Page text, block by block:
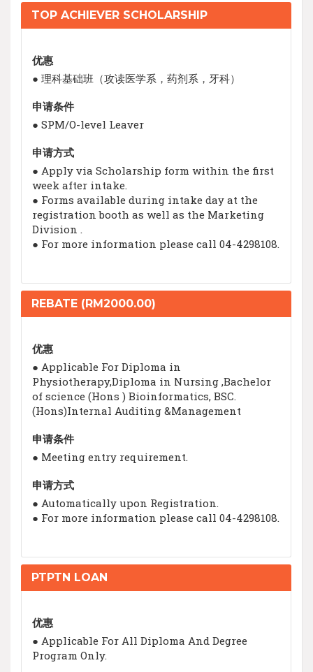
TOP ACHIEVER SCHOLARSHIP
优惠
● 理科基础班（攻读医学系，药剂系，牙科）
申请条件
● SPM/O-level Leaver
申请方式
● Apply via Scholarship form within the first
week after intake.
● Forms available during intake day at the
registration booth as well as the Marketing
Division .
● For more information please call 04-4298108.
REBATE (RM2000.00)
优惠
● Applicable For Diploma in
Physiotherapy,Diploma in Nursing ,Bachelor
of science (Hons ) Bioinformatics, BSC.
(Hons)Internal Auditing &Management
申请条件
● Meeting entry requirement.
申请方式
● Automatically upon Registration.
● For more information please call 04-4298108.
PTPTN LOAN
优惠
● Applicable For All Diploma And Degree
Program Only.